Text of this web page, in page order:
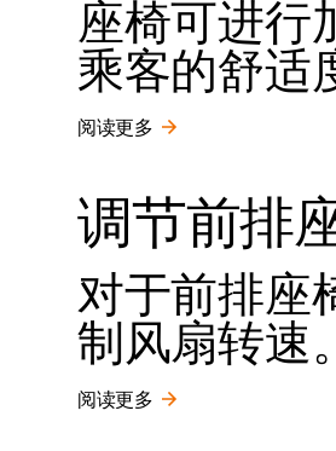
座椅可进行
乘客的舒适
阅读更多
调节前排
对于前排座
制风扇转速。
阅读更多